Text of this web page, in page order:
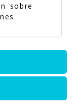
sobre